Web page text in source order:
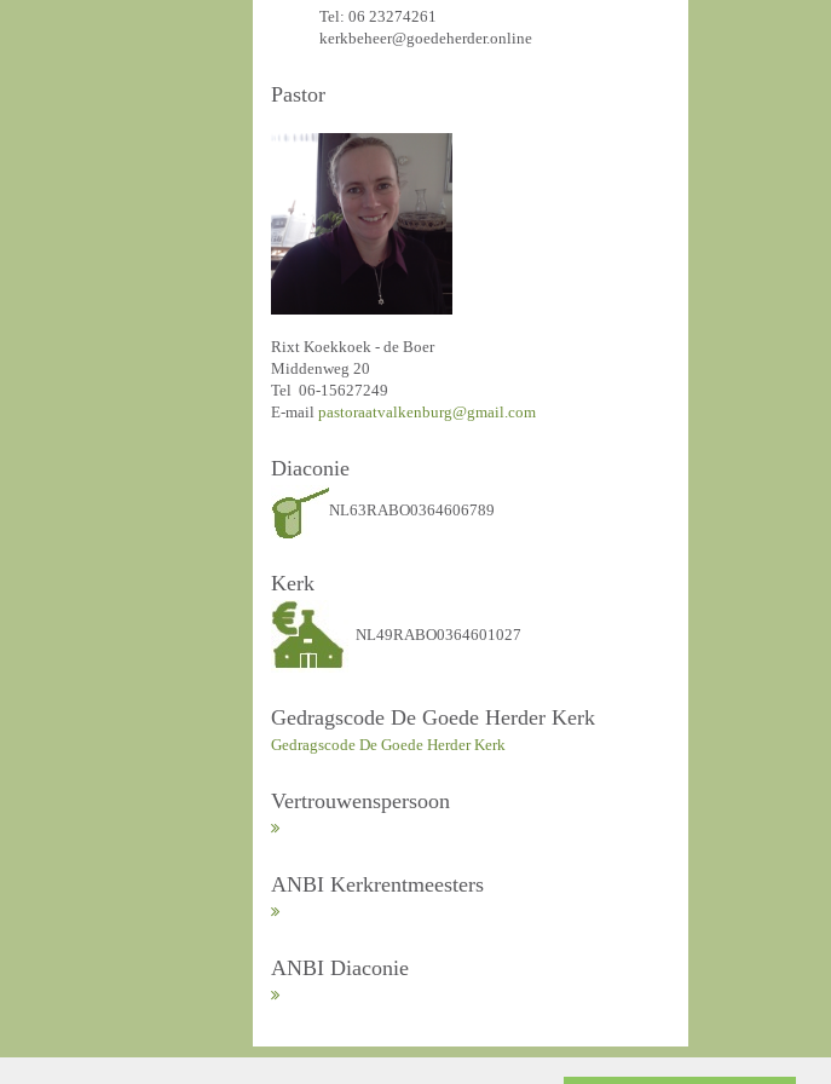
Tel: 06 23274261
kerkbeheer@goedeherder.online
Pastor
Rixt Koekkoek - de Boer
Middenweg 20
Tel 06-15627249
E-mailpastoraatvalkenburg@gmail.com
Diaconie
NL63RABO0364606789
Kerk
NL49RABO0364601027
Gedragscode De Goede Herder Kerk
Gedragscode De Goede Herder Kerk
Vertrouwenspersoon
ANBI Kerkrentmeesters
ANBI Diaconie